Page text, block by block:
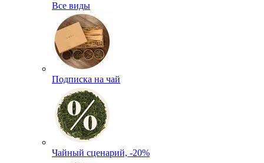
Все виды
Подписка на чай
Чайный сценарий, -20%